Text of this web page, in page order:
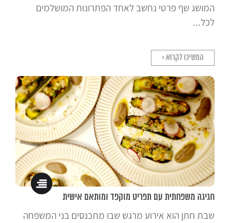
המושג שף פרטי נחשב לאחד הפתרונות המושלמים
לכל...
המשיכו לקרוא >
חגיגה משפחתית עם תפריט מוקפד ומותאם אישית
שבת חתן הוא אירוע מרגש שבו מתכנסים בני המשפחה